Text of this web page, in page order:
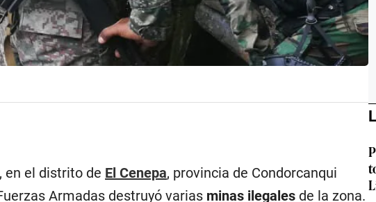
en el distrito de El Cenepa, provincia de Condorcanqui
Armadas destruyó varias minas ilegales de la zona.